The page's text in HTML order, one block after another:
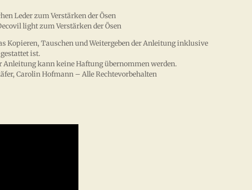
Leder zum Verstärken der Ösen
light zum Verstärken der Ösen
Kopieren, Tauschen und Weitergeben der Anleitung inklusive
ist.
Anleitung kann keine Haftung übernommen werden.
Carolin Hofmann – Alle Rechtevorbehalten